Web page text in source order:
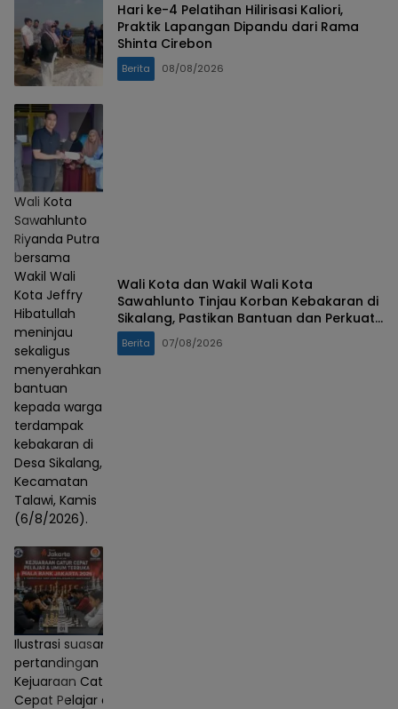
Hari ke-4 Pelatihan Hilirisasi Kaliori,
Praktik Lapangan Dipandu dari Rama
Shinta Cirebon
Berita 08/08/2026
Wali Kota
Sawahlunto
Riyanda Putra
bersama
Wakil Wali
Kota Jeffry
Hibatullah
meninjau
sekaligus
menyerahkan
bantuan
kepada warga
terdampak
kebakaran di
Desa Sikalang,
Kecamatan
Talawi, Kamis
(6/8/2026).
Wali Kota dan Wakil Wali Kota
Sawahlunto Tinjau Korban Kebakaran di
Sikalang, Pastikan Bantuan dan Perkuat
Mitigasi Bencana
Berita 07/08/2026
Ilustrasi suasana
pertandingan
Kejuaraan Catur
Cepat Pelajar dan